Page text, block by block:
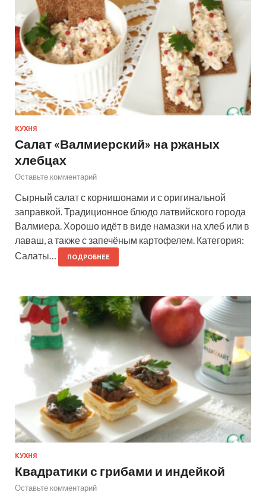
КУХНЯ
Салат «Валмиерский» на ржаных
хлебцах
Оставьте комментарий
Сырный салат с корнишонами и с оригинальной
заправкой. Традиционное блюдо латвийского города
Валмиера. Хорошо идёт в виде намазки на хлеб или в
лаваш, а также с запечёным картофелем. Категория:
Салаты…
ПОДРОБНЕЕ
КУХНЯ
Квадратики с грибами и индейкой
Оставьте комментарий